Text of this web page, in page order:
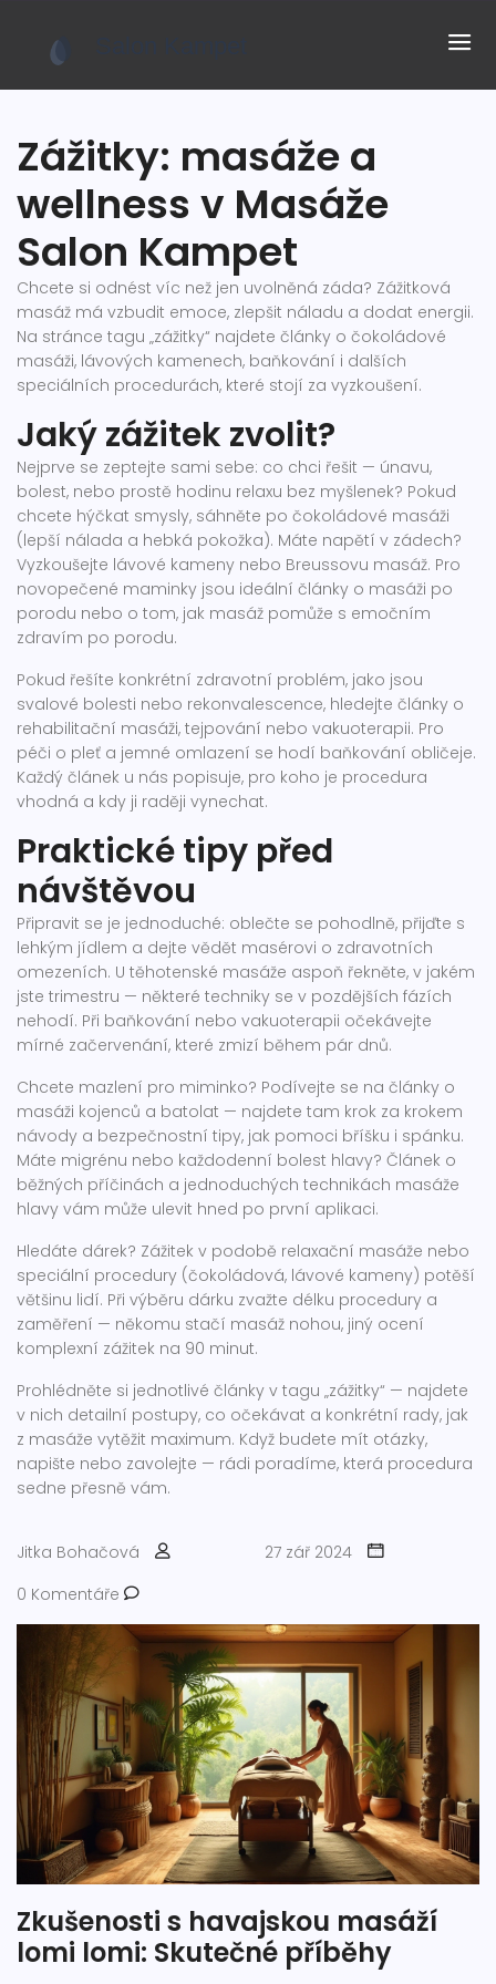
Zážitky: masáže a
wellness v Masáže
Salon Kampet
Chcete si odnést víc než jen uvolněná záda? Zážitková
masáž má vzbudit emoce, zlepšit náladu a dodat energii.
Na stránce tagu „zážitky“ najdete články o čokoládové
masáži, lávových kamenech, baňkování i dalších
speciálních procedurách, které stojí za vyzkoušení.
Jaký zážitek zvolit?
Nejprve se zeptejte sami sebe: co chci řešit — únavu,
bolest, nebo prostě hodinu relaxu bez myšlenek? Pokud
chcete hýčkat smysly, sáhněte po čokoládové masáži
(lepší nálada a hebká pokožka). Máte napětí v zádech?
Vyzkoušejte lávové kameny nebo Breussovu masáž. Pro
novopečené maminky jsou ideální články o masáži po
porodu nebo o tom, jak masáž pomůže s emočním
zdravím po porodu.
Pokud řešíte konkrétní zdravotní problém, jako jsou
svalové bolesti nebo rekonvalescence, hledejte články o
rehabilitační masáži, tejpování nebo vakuoterapii. Pro
péči o pleť a jemné omlazení se hodí baňkování obličeje.
Každý článek u nás popisuje, pro koho je procedura
vhodná a kdy ji raději vynechat.
Praktické tipy před
návštěvou
Připravit se je jednoduché: oblečte se pohodlně, přijďte s
lehkým jídlem a dejte vědět masérovi o zdravotních
omezeních. U těhotenské masáže aspoň řekněte, v jakém
jste trimestru — některé techniky se v pozdějších fázích
nehodí. Při baňkování nebo vakuoterapii očekávejte
mírné začervenání, které zmizí během pár dnů.
Chcete mazlení pro miminko? Podívejte se na články o
masáži kojenců a batolat — najdete tam krok za krokem
návody a bezpečnostní tipy, jak pomoci bříšku i spánku.
Máte migrénu nebo každodenní bolest hlavy? Článek o
běžných příčinách a jednoduchých technikách masáže
hlavy vám může ulevit hned po první aplikaci.
Hledáte dárek? Zážitek v podobě relaxační masáže nebo
speciální procedury (čokoládová, lávové kameny) potěší
většinu lidí. Při výběru dárku zvažte délku procedury a
zaměření — někomu stačí masáž nohou, jiný ocení
komplexní zážitek na 90 minut.
Prohlédněte si jednotlivé články v tagu „zážitky“ — najdete
v nich detailní postupy, co očekávat a konkrétní rady, jak
z masáže vytěžit maximum. Když budete mít otázky,
napište nebo zavolejte — rádi poradíme, která procedura
sedne přesně vám.
Jitka Bohačová
27 zář 2024
0 Komentáře
Zkušenosti s havajskou masáží
lomi lomi: Skutečné příběhy